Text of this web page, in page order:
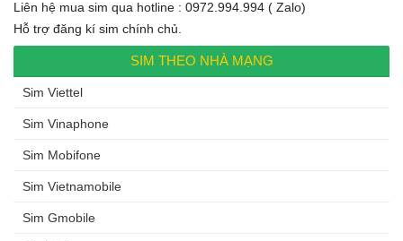
Liên hệ mua sim qua hotline : 0972.994.994 ( Zalo)
Hỗ trợ đăng kí sim chính chủ.
SIM THEO NHÀ MẠNG
Sim Viettel
Sim Vinaphone
Sim Mobifone
Sim Vietnamobile
Sim Gmobile